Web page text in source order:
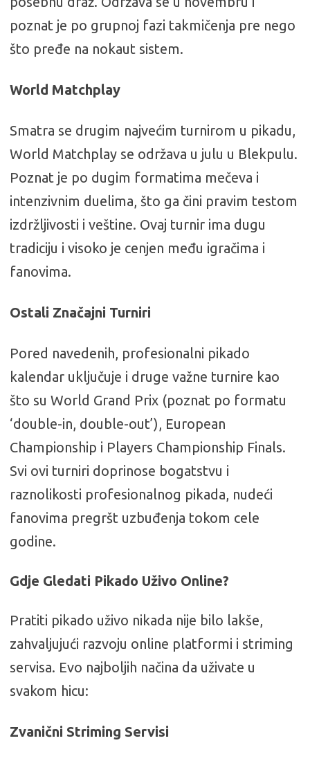
poznat je po grupnoj fazi takmičenja pre nego
što pređe na nokaut sistem.
World Matchplay
Smatra se drugim najvećim turnirom u pikadu,
World Matchplay se održava u julu u Blekpulu.
Poznat je po dugim formatima mečeva i
intenzivnim duelima, što ga čini pravim testom
izdržljivosti i veštine. Ovaj turnir ima dugu
tradiciju i visoko je cenjen među igračima i
fanovima.
Ostali Značajni Turniri
Pored navedenih, profesionalni pikado
kalendar uključuje i druge važne turnire kao
što su World Grand Prix (poznat po formatu
‘double-in, double-out’), European
Championship i Players Championship Finals.
Svi ovi turniri doprinose bogatstvu i
raznolikosti profesionalnog pikada, nudeći
fanovima pregršt uzbuđenja tokom cele
godine.
Gdje Gledati Pikado Uživo Online?
Pratiti pikado uživo nikada nije bilo lakše,
zahvaljujući razvoju online platformi i striming
servisa. Evo najboljih načina da uživate u
svakom hicu:
Zvanični Striming Servisi